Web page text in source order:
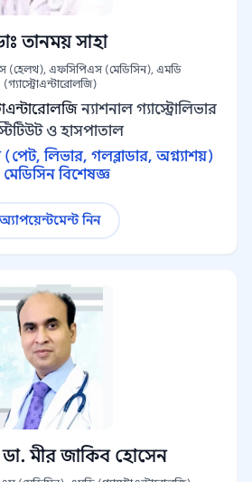
তানময় সাহা
(হেলথ), এফসিপিএস (মেডিসিন), এমডি
(গ্যাস্ট্রোএন্টারোলজি)
ন্যাশনাল গ্যাস্ট্রোলিভার
ও হাসপাতাল
(পেট, লিভার, গলব্লাডার, অগ্ন্যাশয়)
বিশেষজ্ঞ
অ্যাপয়েন্টমেন্ট নিন
মীর জাকিব হোসেন